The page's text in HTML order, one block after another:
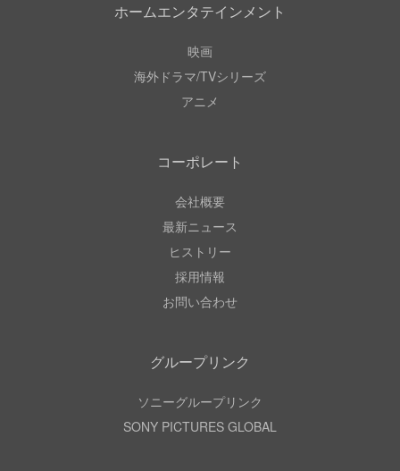
ホームエンタテインメント
映画
海外ドラマ/TVシリーズ
アニメ
コーポレート
会社概要
最新ニュース
ヒストリー
採用情報
お問い合わせ
グループリンク
ソニーグループリンク
SONY PICTURES GLOBAL